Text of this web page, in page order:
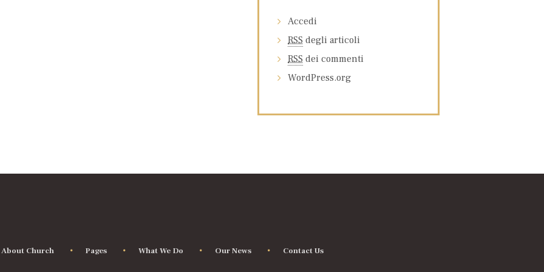
Accedi
RSS degli articoli
RSS dei commenti
WordPress.org
About Church Pages What We Do Our News Contact Us